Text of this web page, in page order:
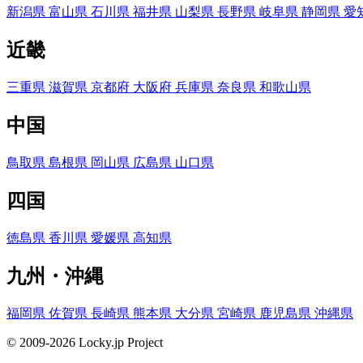
新潟県 富山県 石川県 福井県 山梨県 長野県 岐阜県 静岡県 愛
近畿
三重県 滋賀県 京都府 大阪府 兵庫県 奈良県 和歌山県
中国
鳥取県 島根県 岡山県 広島県 山口県
四国
徳島県 香川県 愛媛県 高知県
九州・沖縄
福岡県 佐賀県 長崎県 熊本県 大分県 宮崎県 鹿児島県 沖縄県
© 2009-2026 Locky.jp Project